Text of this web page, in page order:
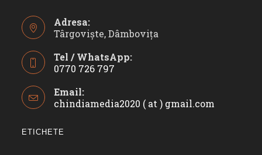
Adresa:
Târgoviște, Dâmbovița
Tel / WhatsApp:
0770 726 797
in
your
Email:
chindiamedia2020 ( at ) gmail.com
ETICHETE